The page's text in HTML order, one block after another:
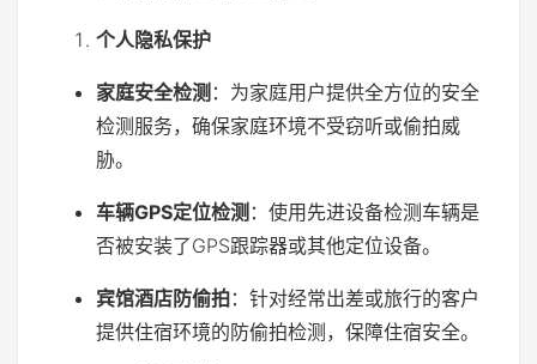
个人隐私保护
家庭安全检测 ：为家庭用户提供全方位的安全
检测服务，确保家庭环境不受窃听或偷拍威
胁。
车辆GPS定位检测 ：使用先进设备检测车辆是
否被安装了GPS跟踪器或其他定位设备。
宾馆酒店防偷拍：针对经常出差或旅行的客户
提供住宿环境的防偷拍检测，保障住宿安全。